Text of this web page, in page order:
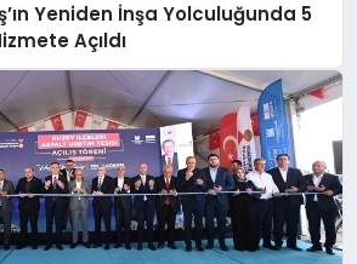
Yeniden İnşa Yolculuğunda 5
Açıldı